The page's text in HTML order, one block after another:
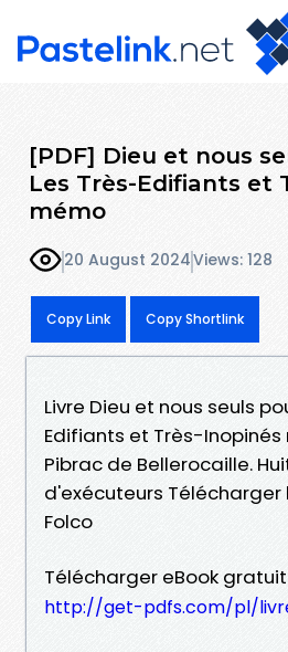
[PDF] Dieu et nous
Les Très-Edifiants et
mémo
20 August 2024Views: 128
Copy Link Copy Shortlink
Livre Dieu et nous seuls
Edifiants et Très-
Pibrac de Bellerocaille.
d'exécuteurs Télécharger
Folco
Télécharger eBook
http://get-pdfs.com/pl/